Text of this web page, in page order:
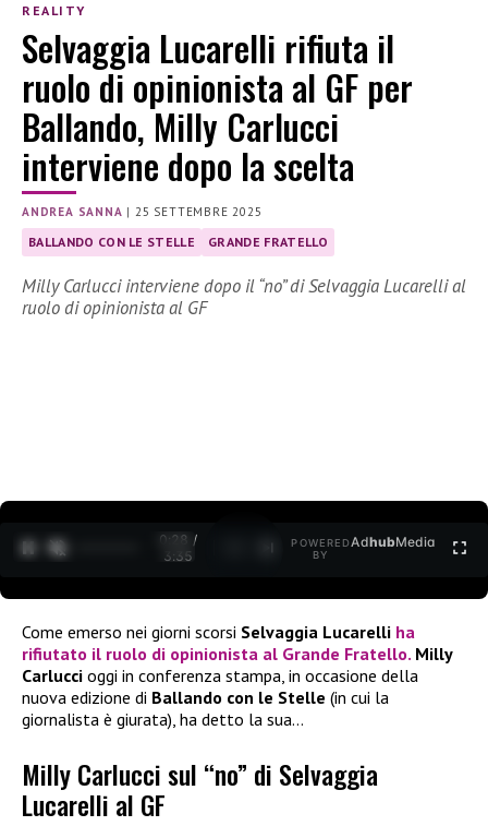
REALITY
Selvaggia Lucarelli rifiuta il
ruolo di opinionista al GF per
Ballando, Milly Carlucci
interviene dopo la scelta
ANDREA SANNA |25 SETTEMBRE 2025
BALLANDO CON LE STELLE GRANDE FRATELLO
Milly Carlucci interviene dopo il “no” di Selvaggia Lucarelli al
ruolo di opinionista al GF
0:29 /
3:35
POWERED
BY
AdhubMedia
Come emerso nei giorni scorsi Selvaggia Lucarelli ha
rifiutato il ruolo di opinionista al Grande Fratello. Milly
Carlucci oggi in conferenza stampa, in occasione della
nuova edizione di Ballando con le Stelle (in cui la
giornalista è giurata), ha detto la sua…
Milly Carlucci sul “no” di Selvaggia
Lucarelli al GF